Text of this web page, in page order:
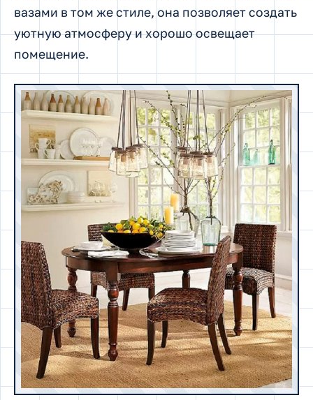
вазами в том же стиле, она позволяет создать
уютную атмосферу и хорошо освещает
помещение.